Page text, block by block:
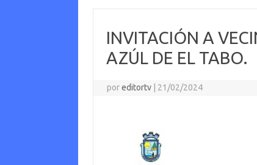
INVITACIÓN A
AZÚL DE EL TABO.
poreditortv 21/02/2024